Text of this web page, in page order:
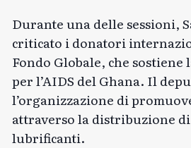
Durante una delle sessioni,
criticato i donatori
Fondo Globale, che sostiene
per l’AIDS del Ghana. Il
l’organizzazione di
attraverso la distribuzione
lubrificanti.